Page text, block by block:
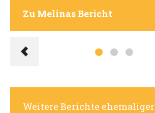
Zu Melinas Bericht
Weitere Berichte ehemaliger